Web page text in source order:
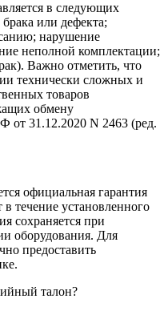
в следующих
или дефекта;
нарушение
неполной комплектации;
Важно отметить, что
технически сложных и
товаров
обмену
от 31.12.2020 N 2463 (ред.
официальная гарантия
в течение установленного
сохраняется при
оборудования. Для
предоставить
талон?